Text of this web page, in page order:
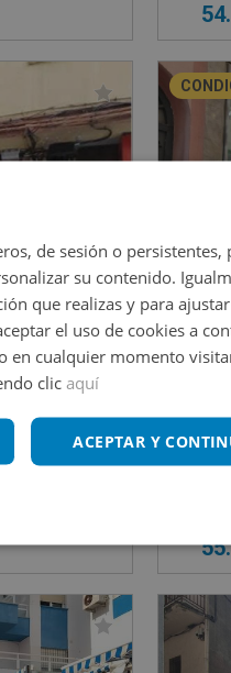
RIBERA GENIL, 20
Local
de sesión o persistentes,
su contenido.
que realizas y para
el uso de cookies a
en cualquier momento
clicaquí
ACEPTAR Y